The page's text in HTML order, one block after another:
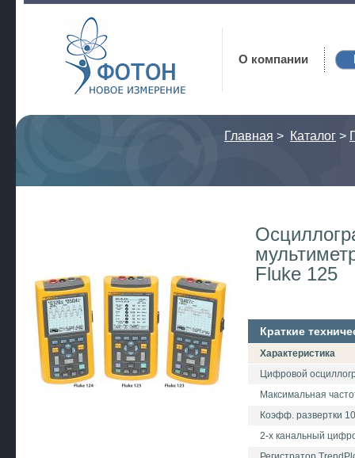
Фотон
О компании
Главная > Каталог >
Fluke 125
Краткие
Характеристика
Цифровой
Максимальная
Коэфф. развертки
2-х канальный